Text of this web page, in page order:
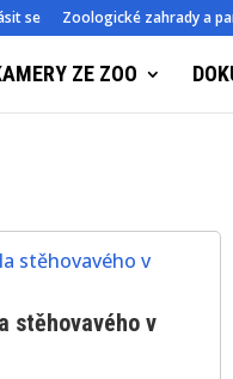
se Zoologické zahrady a
ZE ZOO
stěhovavého v